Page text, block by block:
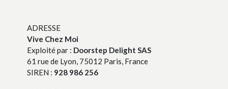
ADRESSE
Vive Chez Moi
Exploité par : Doorstep Delight SAS
61 rue de Lyon, 75012 Paris, France
SIREN : 928 986 256